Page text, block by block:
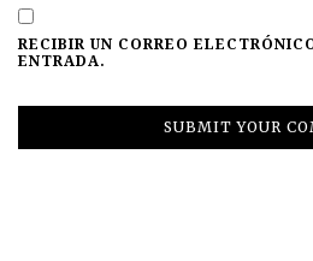
RECIBIR UN CORREO
ENTRADA.